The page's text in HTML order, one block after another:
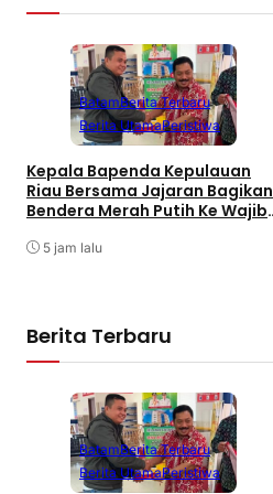
BatamBerita Terbaru
Berita UtamaPeristiwa
Kepala Bapenda Kepulauan
Riau Bersama Jajaran Bagikan
Bendera Merah Putih Ke Wajib
Kantor Samsat
5 jam lalu
Berita Terbaru
BatamBerita Terbaru
Berita UtamaPeristiwa